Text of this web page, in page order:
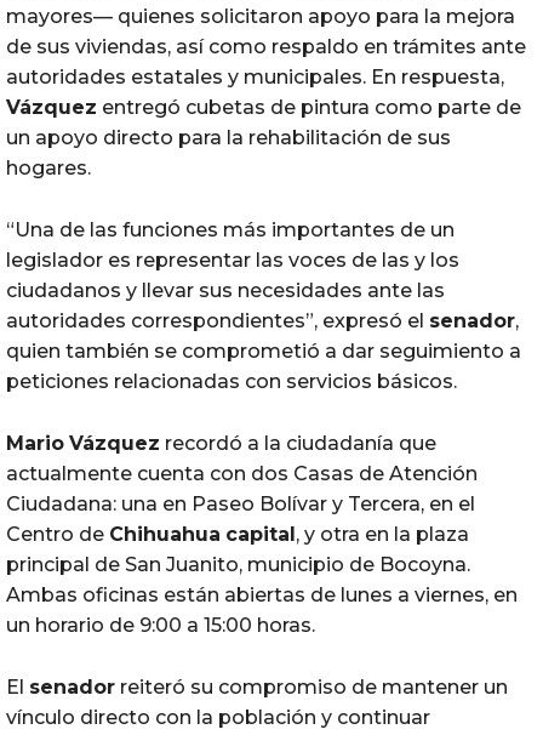
mayores— quienes solicitaron apoyo para la mejora
de sus viviendas, así como respaldo en trámites ante
autoridades estatales y municipales. En respuesta,
Vázquez entregó cubetas de pintura como parte de
un apoyo directo para la rehabilitación de sus
hogares.
“Una de las funciones más importantes de un
legislador es representar las voces de las y los
ciudadanos y llevar sus necesidades ante las
autoridades correspondientes”, expresó el senador,
quien también se comprometió a dar seguimiento a
peticiones relacionadas con servicios básicos.
Mario Vázquez recordó a la ciudadanía que
actualmente cuenta con dos Casas de Atención
Ciudadana: una en Paseo Bolívar y Tercera, en el
Centro de Chihuahua capital, y otra en la plaza
principal de San Juanito, municipio de Bocoyna.
Ambas oficinas están abiertas de lunes a viernes, en
un horario de 9:00 a 15:00 horas.
El senador reiteró su compromiso de mantener un
vínculo directo con la población y continuar